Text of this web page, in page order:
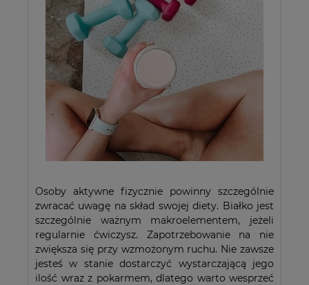
Osoby aktywne fizycznie powinny szczególnie
zwracać uwagę na skład swojej diety. Białko jest
szczególnie ważnym makroelementem, jeżeli
regularnie ćwiczysz. Zapotrzebowanie na nie
zwiększa się przy wzmożonym ruchu. Nie zawsze
jesteś w stanie dostarczyć wystarczającą jego
ilość wraz z pokarmem, dlatego warto wesprzeć